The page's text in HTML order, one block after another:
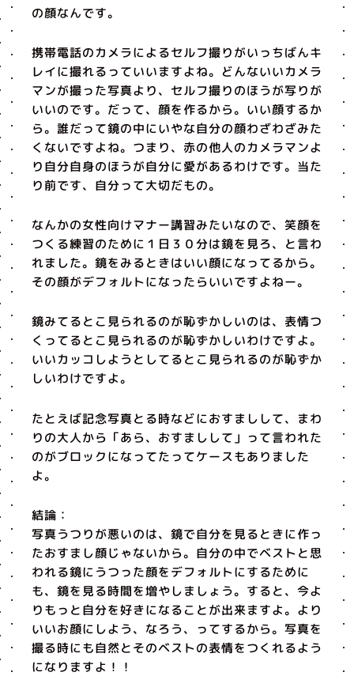
の顔なんです。
携帯電話のカメラによるセルフ撮りがいっちばんキ
レイに撮れるっていいますよね。どんないいカメラ
マンが撮った写真より、セルフ撮りのほうが写りが
いいのです。だって、顔を作るから。いい顔するか
ら。誰だって鏡の中にいやな自分の顔わざわざみた
くないですよね。つまり、赤の他人のカメラマンよ
り自分自身のほうが自分に愛があるわけです。当た
り前です、自分って大切だもの。
なんかの女性向けマナー講習みたいなので、笑顔を
つくる練習のために１日３０分は鏡を見ろ、と言わ
れました。鏡をみるときはいい顔になってるから。
その顔がデフォルトになったらいいですよねー。
鏡みてるとこ見られるのが恥ずかしいのは、表情つ
くってるとこ見られるのが恥ずかしいわけですよ。
いいカッコしようとしてるとこ見られるのが恥ずか
しいわけですよ。
たとえば記念写真とる時などにおすましして、まわ
りの大人から「あら、おすましして」って言われた
のがブロックになってたってケースもありました
よ。
結論：
写真うつりが悪いのは、鏡で自分を見るときに作っ
たおすまし顔じゃないから。自分の中でベストと思
われる鏡にうつった顔をデフォルトにするために
も、鏡を見る時間を増やしましょう。すると、今よ
りもっと自分を好きになることが出来ますよ。より
いいお顔にしよう、なろう、ってするから。写真を
撮る時にも自然とそのベストの表情をつくれるよう
になりますよ！！